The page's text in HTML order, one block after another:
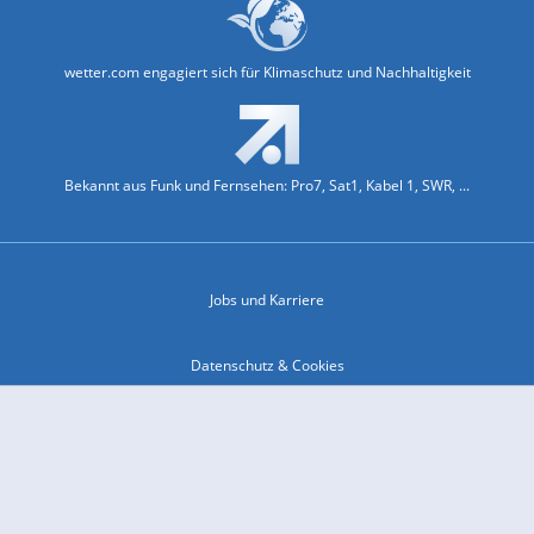
wetter.com engagiert sich für Klimaschutz und Nachhaltigkeit
Bekannt aus Funk und Fernsehen: Pro7, Sat1, Kabel 1, SWR, ...
Jobs und Karriere
Datenschutz & Cookies